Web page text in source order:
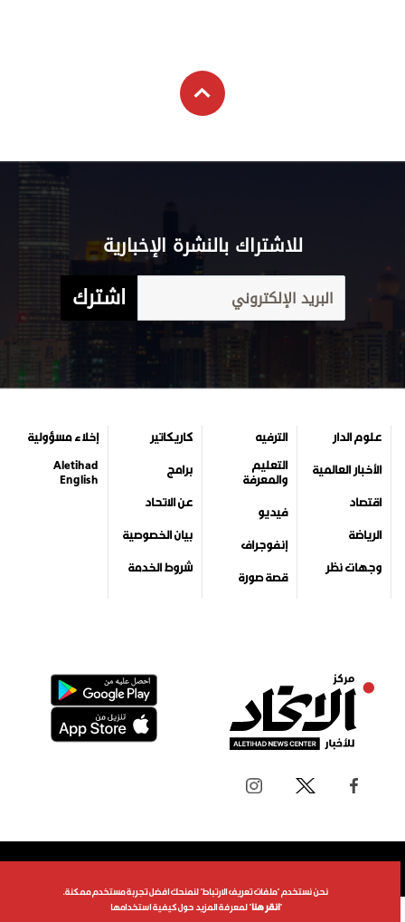
للاشتراك بالنشرة الإخبارية
اشترك
علوم الدار
الأخبار العالمية
اقتصاد
الرياضة
وجهات نظر
الترفيه
التعليم
والمعرفة
فيديو
إنفوجراف
قصة صورة
كاريكاتير
برامج
عن الاتحاد
بيان الخصوصية
شروط الخدمة
إخلاء مسؤولية
Aletihad
English
جميع الحقوق محفوظة لمركز الاتحاد للأخبار 2026©
نحن نستخدم "ملفات تعريف الارتباط" لنمنحك افضل تجربة مستخدم ممكنة.
انقر هنا" لمعرفة المزيد حول كيفية استخدامها